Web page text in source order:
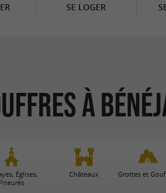
SE LOGER
à
Églises,
Prieurés
Châteaux Grottes et